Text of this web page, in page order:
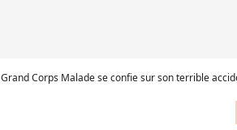
Grand Corps Malade se confie sur son terrible